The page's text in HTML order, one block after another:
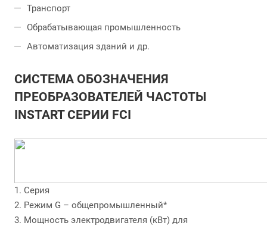
Транспорт
Обрабатывающая промышленность
Автоматизация зданий и др.
СИСТЕМА ОБОЗНАЧЕНИЯ
ПРЕОБРАЗОВАТЕЛЕЙ ЧАСТОТЫ
INSTART СЕРИИ FCI
1. Серия
2. Режим G – общепромышленный*
3. Мощность электродвигателя (кВт) для